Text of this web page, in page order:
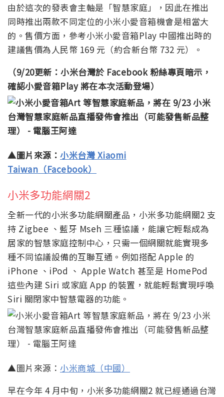
由於這次的發表會主軸是「智慧家庭」，因此在推出
同時推出兩款不同定位的小米小愛音箱機會是相當大
的。售價方面，參考小米小愛音箱Play 中國推出時的
建議售價為人民幣 169 元（約合新台幣 732 元）。
（9/20更新：小米台灣於 Facebook 粉絲專頁暗示，
確認小愛音箱Play 將在本次活動登場）
▲圖片來源： 小米台灣 Xiaomi
Taiwan（Facebook）
小米多功能網關2
全新一代的小米多功能網關產品，小米多功能網關2 支
持 Zigbee 、藍牙 Mseh 三種協議，能讓它輕鬆成為
居家的智慧家庭控制中心，只需一個網關就能實現多
種不同協議設備的互聯互通。例如搭配 Apple 的
iPhone 、iPod 、 Apple Watch 甚至是 HomePod
這些內建 Siri 或家庭 App 的裝置，就能輕鬆實現呼喚
Siri 關閉家中智慧電器的功能。
▲圖片來源： 小米商城（中國）
早在今年 4 月中旬，小米多功能網關2 就已經通過台灣